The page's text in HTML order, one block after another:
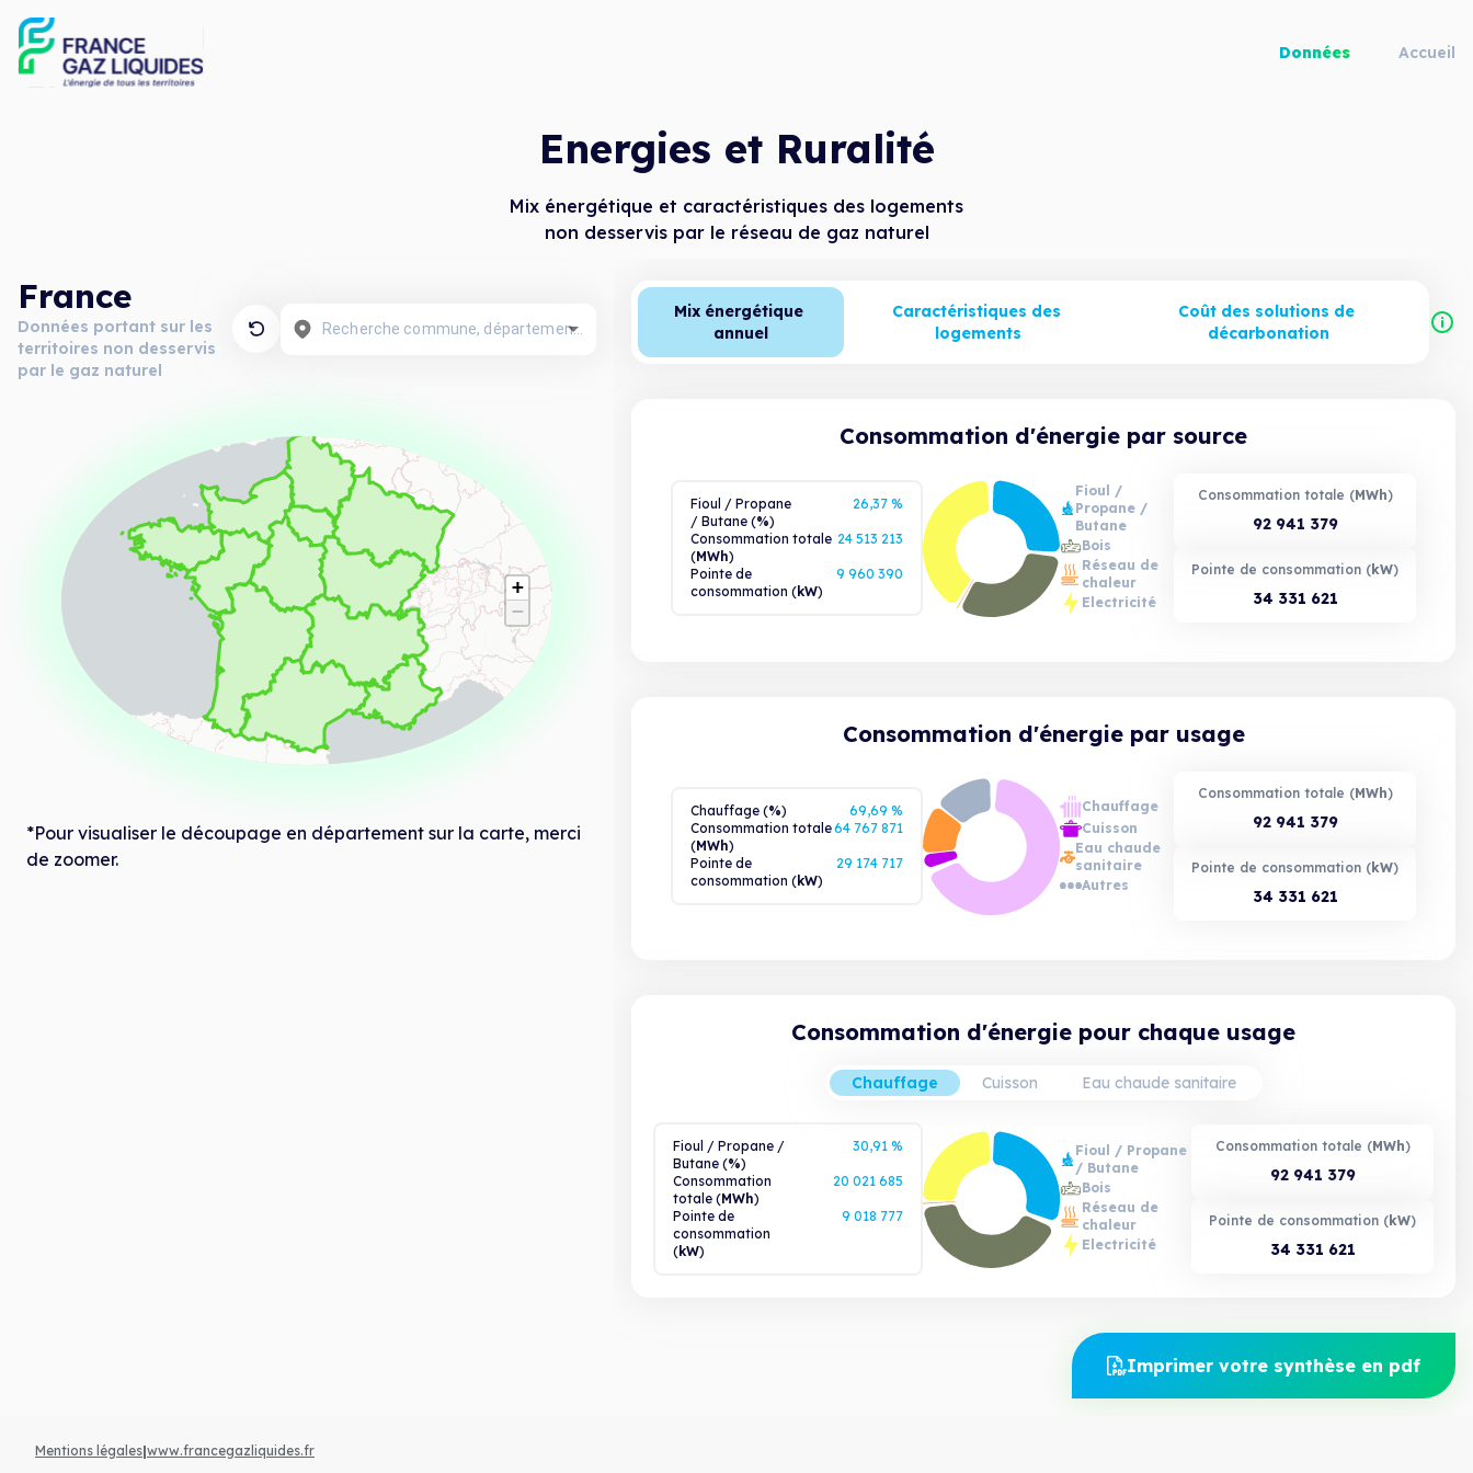
Données Accueil
Energies et Ruralité
Mix énergétique et caractéristiques des logements
non desservis par le réseau de gaz naturel
France
Données portant sur les
territoires non desservis
par le gaz naturel
+
−
*Pour visualiser le découpage en département sur la carte, merci
de zoomer.
Mix énergétique
annuel
Caractéristiques des
logements
Coût des solutions de
décarbonation
Rôle des Gaz liquides dans la
Les énergies fioul, propane-butane
(gaz liquides) et bois sont prises en
compte dans les résultats
Du fait des arrondis, certains totaux
peuvent afficher des décalages mineurs.
différence de 0.13 TWh provient du fait
que, dans l'enquête logement, environ 100
comme énergie de cuisson principale.
Consommation d'énergie par source
Fioul / Propane
/ Butane (%)
26,37 %
Consommation totale
(MWh)
24 513 213
Pointe de
consommation (kW)
9 960 390
Fioul /
Propane /
Butane
Bois
Réseau de
chaleur
Electricité
Consommation totale (MWh)
92 941 379
Pointe de consommation ( kW)
34 331 621
Consommation d'énergie par usage
Chauffage (%)
69,69 %
Consommation totale
(MWh)
64 767 871
Pointe de
consommation (kW)
29 174 717
Chauffage
Cuisson
Eau chaude
sanitaire
Autres
Consommation totale (MWh)
92 941 379
Pointe de consommation ( kW)
34 331 621
Consommation d'énergie pour chaque usage
Chauffage Cuisson Eau chaude sanitaire
Fioul / Propane /
Butane (%)
30,91 %
Consommation
totale (MWh)
20 021 685
Pointe de
consommation
(kW)
9 018 777
Fioul / Propane
/ Butane
Bois
Réseau de
chaleur
Electricité
Consommation totale (MWh)
92 941 379
Pointe de consommation ( kW)
34 331 621
Imprimer votre synthèse en pdf
Mentions légales|www.francegazliquides.fr